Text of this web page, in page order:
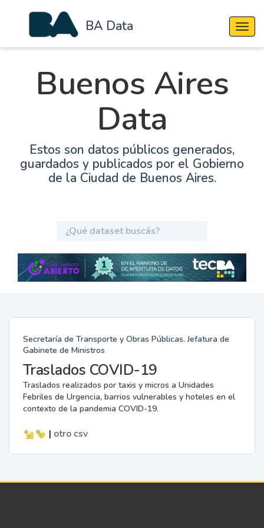
BA Data
Buenos Aires
Data
Estos son datos públicos generados,
guardados y publicados por el Gobierno
de la Ciudad de Buenos Aires.
Secretaría de Transporte y Obras Públicas. Jefatura de
Gabinete de Ministros
Traslados COVID-19
Traslados realizados por taxis y micros a Unidades
Febriles de Urgencia, barrios vulnerables y hoteles en el
contexto de la pandemia COVID-19.
| otro csv